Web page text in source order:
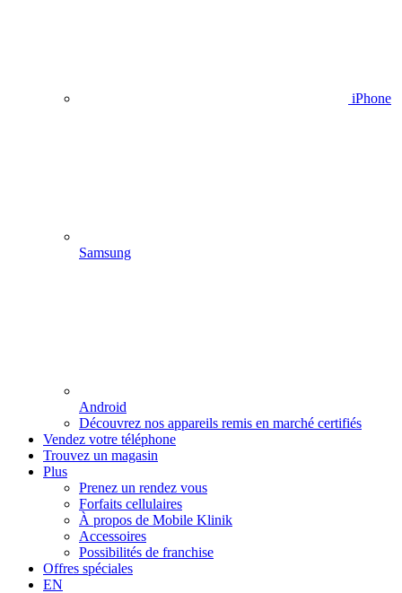
iPhone
Samsung
Android
Découvrez nos appareils remis en marché certifiés
Vendez votre téléphone
Trouvez un magasin
Plus
Prenez un rendez vous
Forfaits cellulaires
À propos de Mobile Klinik
Accessoires
Possibilités de franchise
Offres spéciales
EN